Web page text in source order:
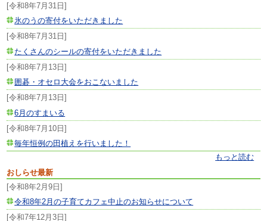
[令和8年7月31日]
氷のうの寄付をいただきました
[令和8年7月31日]
たくさんのシールの寄付をいただきました
[令和8年7月13日]
囲碁・オセロ大会をおこないました
[令和8年7月13日]
6月のすまいる
[令和8年7月10日]
毎年恒例の田植えを行いました！
もっと読む
おしらせ最新
[令和8年2月9日]
令和8年2月の子育てカフェ中止のお知らせについて
[令和7年12月3日]